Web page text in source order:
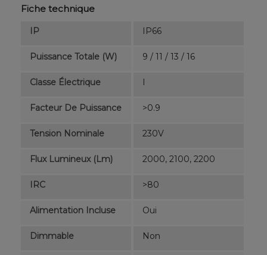
Fiche technique
IP IP66
Puissance Totale (W) 9 / 11 / 13 / 16
Classe Électrique I
Facteur De Puissance >0.9
Tension Nominale 230V
Flux Lumineux (lm) 2000, 2100, 2200
IRC >80
Alimentation Incluse Oui
Dimmable Non